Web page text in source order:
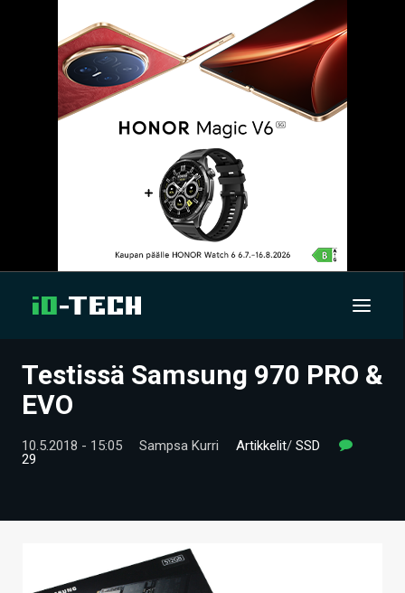
UUTISET
VIDEOT
HINTA.FI
Testissä Samsung 970 PRO &
EVO
10.5.2018 - 15:05 Sampsa Kurri Artikkelit/ SSD
29